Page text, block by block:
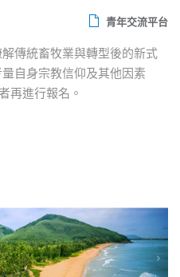
青年交流平台
傳統畜牧業與轉型後的新式
自身宗教信仰及其他因素
再進行報名。